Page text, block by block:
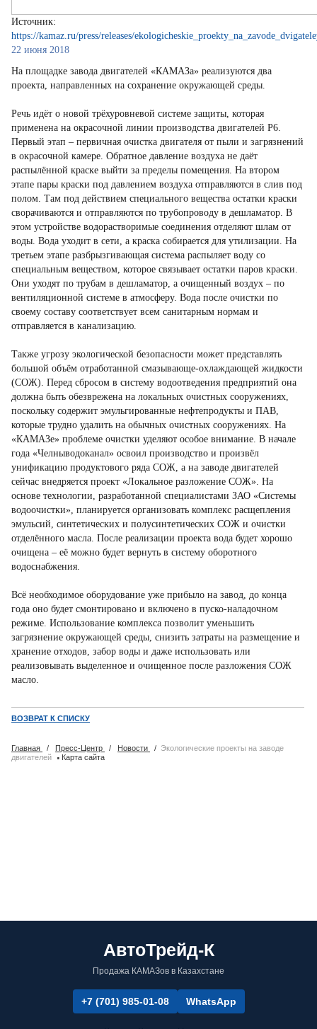
Источник:
https://kamaz.ru/press/releases/
22 июня 2018
На площадке завода двигателей «КАМАЗа» реализуются два
проекта, направленных на сохранение окружающей среды.
Речь идёт о новой трёхуровневой системе защиты, которая
применена на окрасочной линии производства двигателей Р6.
Первый этап – первичная очистка двигателя от пыли и загрязнений
в окрасочной камере. Обратное давление воздуха не даёт
распылённой краске выйти за пределы помещения. На втором
этапе пары краски под давлением воздуха отправляются в слив под
полом. Там под действием специального вещества остатки краски
сворачиваются и отправляются по трубопроводу в дешламатор. В
этом устройстве водорастворимые соединения отделяют шлам от
воды. Вода уходит в сети, а краска собирается для утилизации. На
третьем этапе разбрызгивающая система распыляет воду со
специальным веществом, которое связывает остатки паров краски.
Они уходят по трубам в дешламатор, а очищенный воздух – по
вентиляционной системе в атмосферу. Вода после очистки по
своему составу соответствует всем санитарным нормам и
отправляется в канализацию.
Также угрозу экологической безопасности может представлять
большой объём отработанной смазывающе-охлаждающей жидкости
(СОЖ). Перед сбросом в систему водоотведения предприятий она
должна быть обезврежена на локальных очистных сооружениях,
поскольку содержит эмульгированные нефтепродукты и ПАВ,
которые трудно удалить на обычных очистных сооружениях. На
«КАМАЗе» проблеме очистки уделяют особое внимание. В начале
года «Челныводоканал» освоил производство и произвёл
унификацию продуктового ряда СОЖ, а на заводе двигателей
сейчас внедряется проект «Локальное разложение СОЖ». На
основе технологии, разработанной специалистами ЗАО «Системы
водоочистки», планируется организовать комплекс расщепления
эмульсий, синтетических и полусинтетических СОЖ и очистки
отделённого масла. После реализации проекта вода будет хорошо
очищена – её можно будет вернуть в систему оборотного
водоснабжения.
Всё необходимое оборудование уже прибыло на завод, до конца
года оно будет смонтировано и включено в пуско-наладочном
режиме. Использование комплекса позволит уменьшить
загрязнение окружающей среды, снизить затраты на размещение и
хранение отходов, забор воды и даже использовать или
реализовывать выделенное и очищенное после разложения СОЖ
масло.
ВОЗВРАТ К СПИСКУ
Главная / Пресс-Центр / Новости / Экологические проекты на заводе
двигателей ·Карта сайта
АвтоТрейд-К
Продажа КАМАЗов в Казахстане
+7 (701) 985-01-08 WhatsApp